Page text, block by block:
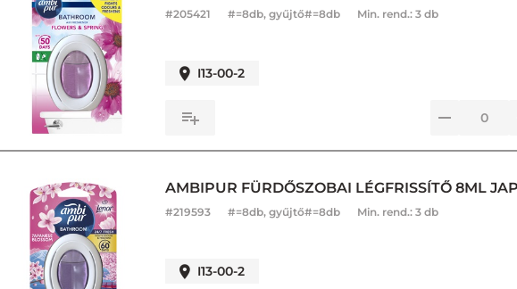
#205421 #=8db, gyűjtő#=8db Min. rend.: 3 db
I13-00-2
AMBIPUR FÜRDŐSZOBAI LÉGFRISSÍTŐ 8ML
#219593 #=8db, gyűjtő#=8db Min. rend.: 3 db
I13-00-2